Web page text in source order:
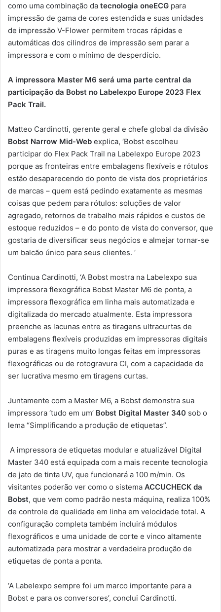
como uma combinação da tecnologia oneECG para
impressão de gama de cores estendida e suas unidades
de impressão V-Flower permitem trocas rápidas e
automáticas dos cilindros de impressão sem parar a
impressora e com o mínimo de desperdício.
A impressora Master M6 será uma parte central da
participação da Bobst no Labelexpo Europe 2023 Flex
Pack Trail.
Matteo Cardinotti, gerente geral e chefe global da divisão
Bobst Narrow Mid-Web explica, ‘Bobst escolheu
participar do Flex Pack Trail na Labelexpo Europe 2023
porque as fronteiras entre embalagens flexíveis e rótulos
estão desaparecendo do ponto de vista dos proprietários
de marcas – quem está pedindo exatamente as mesmas
coisas que pedem para rótulos: soluções de valor
agregado, retornos de trabalho mais rápidos e custos de
estoque reduzidos – e do ponto de vista do conversor, que
gostaria de diversificar seus negócios e almejar tornar-se
um balcão único para seus clientes. ‘
Continua Cardinotti, ‘A Bobst mostra na Labelexpo sua
impressora flexográfica Bobst Master M6 de ponta, a
impressora flexográfica em linha mais automatizada e
digitalizada do mercado atualmente. Esta impressora
preenche as lacunas entre as tiragens ultracurtas de
embalagens flexíveis produzidas em impressoras digitais
puras e as tiragens muito longas feitas em impressoras
flexográficas ou de rotogravura CI, com a capacidade de
ser lucrativa mesmo em tiragens curtas.
Juntamente com a Master M6, a Bobst demonstra sua
impressora ‘tudo em um’ Bobst Digital Master 340 sob o
lema “Simplificando a produção de etiquetas”.
A impressora de etiquetas modular e atualizável Digital
Master 340 está equipada com a mais recente tecnologia
de jato de tinta UV, que funcionará a 100 m/min. Os
visitantes poderão ver como o sistema ACCUCHECK da
Bobst, que vem como padrão nesta máquina, realiza 100%
de controle de qualidade em linha em velocidade total. A
configuração completa também incluirá módulos
flexográficos e uma unidade de corte e vinco altamente
automatizada para mostrar a verdadeira produção de
etiquetas de ponta a ponta.
‘A Labelexpo sempre foi um marco importante para a
Bobst e para os conversores’, conclui Cardinotti.